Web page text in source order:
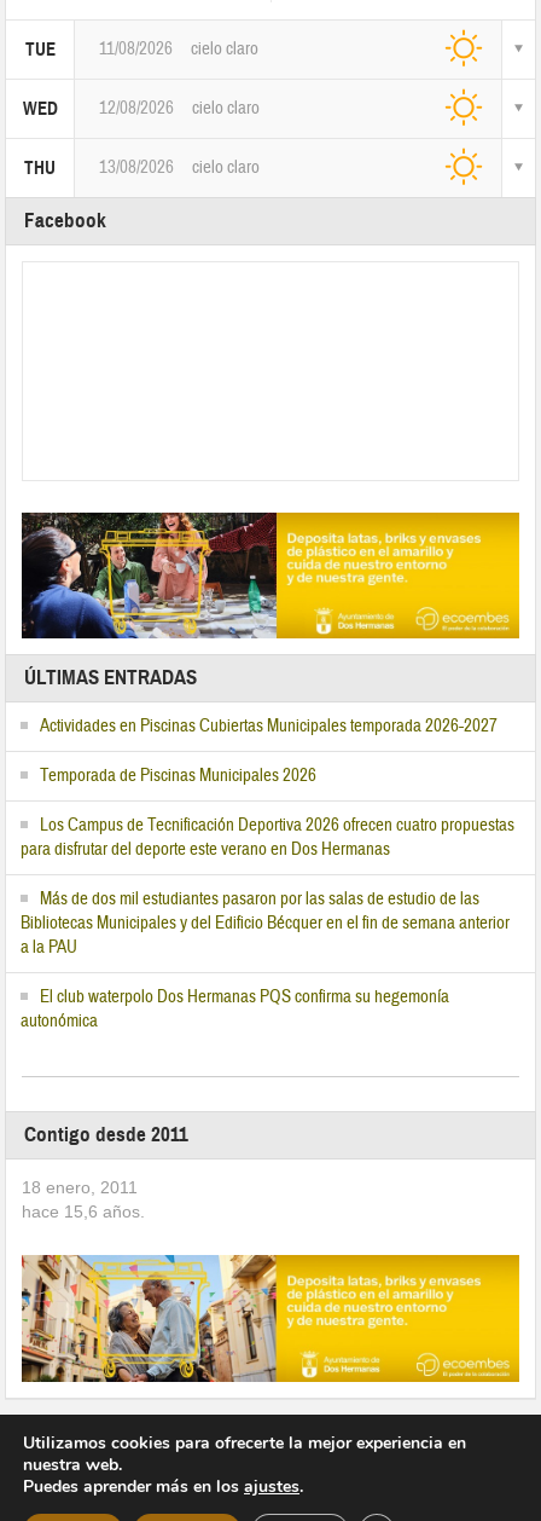
TUE 11/08/2026 cielo claro
WED 12/08/2026 cielo claro
THU 13/08/2026 cielo claro
Facebook
ÚLTIMAS ENTRADAS
Actividades en Piscinas Cubiertas Municipales temporada 2026-2027
Temporada de Piscinas Municipales 2026
Los Campus de Tecnificación Deportiva 2026 ofrecen cuatro propuestas
para disfrutar del deporte este verano en Dos Hermanas
Más de dos mil estudiantes pasaron por las salas de estudio de las
Bibliotecas Municipales y del Edificio Bécquer en el fin de semana anterior
a la PAU
El club waterpolo Dos Hermanas PQS confirma su hegemonía
autonómica
Contigo desde 2011
18 enero, 2011
hace 15,6 años.
Utilizamos cookies para ofrecerte la mejor experiencia en
nuestra web.
Puedes aprender más en los ajustes.